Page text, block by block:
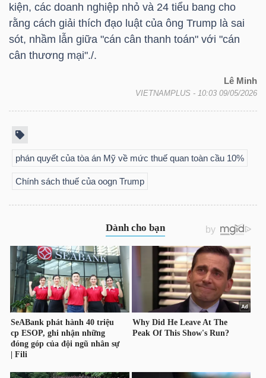
kiện, các doanh nghiệp nhỏ và 24 tiểu bang cho
rằng cách giải thích đạo luật của ông Trump là sai
sót, nhầm lẫn giữa "cán cân thanh toán" với "cán
cân thương mại"./.
Lê Minh
VIETNAMPLUS - 10:03 09/05/2026
phán quyết của tòa án Mỹ về mức thuế quan toàn cầu 10%
Chính sách thuế của oogn Trump
PHIẾU
TRÁI
PHIẾU
CỤ
ĐẦU
TƯ
TRUY
XUẤT
DỮ